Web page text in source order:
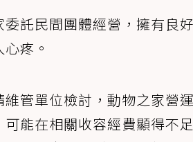
託民間團體經營，擁有良
疼。
管單位檢討，動物之家營
能在相關收容經費顯得不